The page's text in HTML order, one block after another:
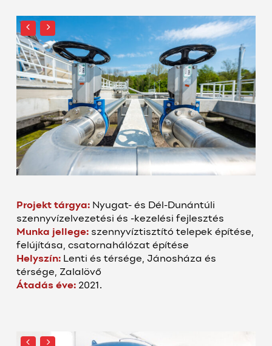
Projekt tárgya: Nyugat- és Dél-Dunántúli
szennyvízelvezetési és -kezelési fejlesztés
Munka jellege: szennyvíztisztító telepek építése,
felújítása, csatornahálózat építése
Helyszín: Lenti és térsége, Jánosháza és
térsége, Zalalövő
Átadás éve: 2021.